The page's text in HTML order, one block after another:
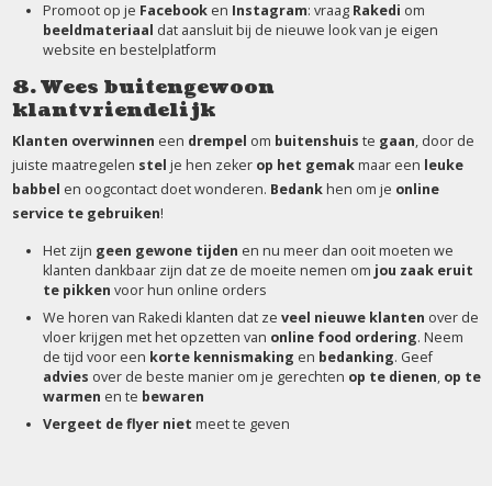
Promoot op je Facebook en Instagram: vraag Rakedi om
beeldmateriaal dat aansluit bij de nieuwe look van je eigen
website en bestelplatform
8. Wees buitengewoon
klantvriendelijk
Klanten overwinnen een drempel om buitenshuis te gaan, door de
juiste maatregelen stel je hen zeker op het gemakmaar een leuke
babbel en oogcontact doet wonderen. Bedankhen om je online
service te gebruiken!
Het zijn geen gewone tijden en nu meer dan ooit moeten we
klanten dankbaar zijn dat ze de moeite nemen om jou zaak eruit
te pikken voor hun online orders
We horen van Rakedi klanten dat ze veel nieuwe klanten over de
vloer krijgen met het opzetten van online food ordering. Neem
de tijd voor een korte kennismaking en bedanking. Geef
advies over de beste manier om je gerechten op te dienen, op te
warmen en te bewaren
Vergeet de flyer niet meet te geven